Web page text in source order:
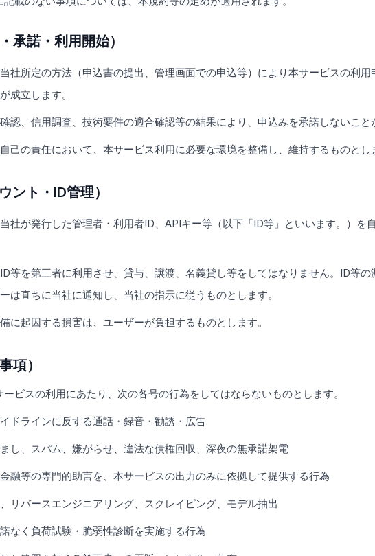
承諾・利用開始）
社所定の方法（申込書の提出、管理画面での申込等）により本サービスの利
成立します。
認、信用調査、技術要件の適合確認等の結果により、申込みを承諾しないこと
己の責任において、本サービス利用に必要な環境を整備し、維持するものとし
ント・ID管理）
社が発行した管理者・利用者ID、APIキー等（以下「ID等」といいます。）を
等を第三者に利用させ、貸与、譲渡、名義貸し等をしてはなりません。ID等
は直ちに当社に通知し、当社の指示に従うものとします。
に起因する損害は、ユーザーが負担するものとします。
項）
ビスの利用にあたり、次の各号の行為をしてはならないものとします。
ドラインに反する通話・録音・勧誘・広告
し、スパム、嫌がらせ、違法な債権回収、深夜の無承諾架電
融等の専門的助言を、本サービスの出力のみに依拠して提供する行為
リバースエンジニアリング、スクレイピング、モデル抽出
なく負荷試験・脆弱性診断を実施する行為